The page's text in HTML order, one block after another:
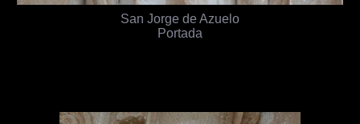
San Jorge de Azuelo
Portada